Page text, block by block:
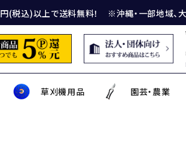
円(税込)以上で送料無料！ ※沖縄・一部地域、
草刈機用品 園芸・農業